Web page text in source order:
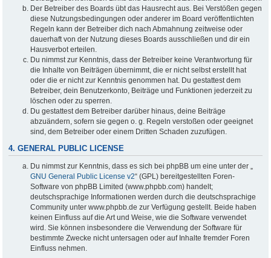
Der Betreiber des Boards übt das Hausrecht aus. Bei Verstößen gegen
diese Nutzungsbedingungen oder anderer im Board veröffentlichten
Regeln kann der Betreiber dich nach Abmahnung zeitweise oder
dauerhaft von der Nutzung dieses Boards ausschließen und dir ein
Hausverbot erteilen.
Du nimmst zur Kenntnis, dass der Betreiber keine Verantwortung für
die Inhalte von Beiträgen übernimmt, die er nicht selbst erstellt hat
oder die er nicht zur Kenntnis genommen hat. Du gestattest dem
Betreiber, dein Benutzerkonto, Beiträge und Funktionen jederzeit zu
löschen oder zu sperren.
Du gestattest dem Betreiber darüber hinaus, deine Beiträge
abzuändern, sofern sie gegen o. g. Regeln verstoßen oder geeignet
sind, dem Betreiber oder einem Dritten Schaden zuzufügen.
4. GENERAL PUBLIC LICENSE
Du nimmst zur Kenntnis, dass es sich bei phpBB um eine unter der „
GNU General Public License v2“ (GPL) bereitgestellten Foren-
Software von phpBB Limited (www.phpbb.com) handelt;
deutschsprachige Informationen werden durch die deutschsprachige
Community unter www.phpbb.de zur Verfügung gestellt. Beide haben
keinen Einfluss auf die Art und Weise, wie die Software verwendet
wird. Sie können insbesondere die Verwendung der Software für
bestimmte Zwecke nicht untersagen oder auf Inhalte fremder Foren
Einfluss nehmen.